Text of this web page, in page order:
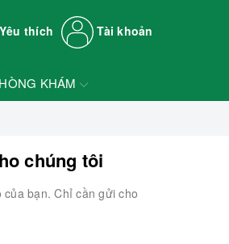
thích Tài khoản
KHÁM
chúng tôi
bạn. Chỉ cần gửi cho